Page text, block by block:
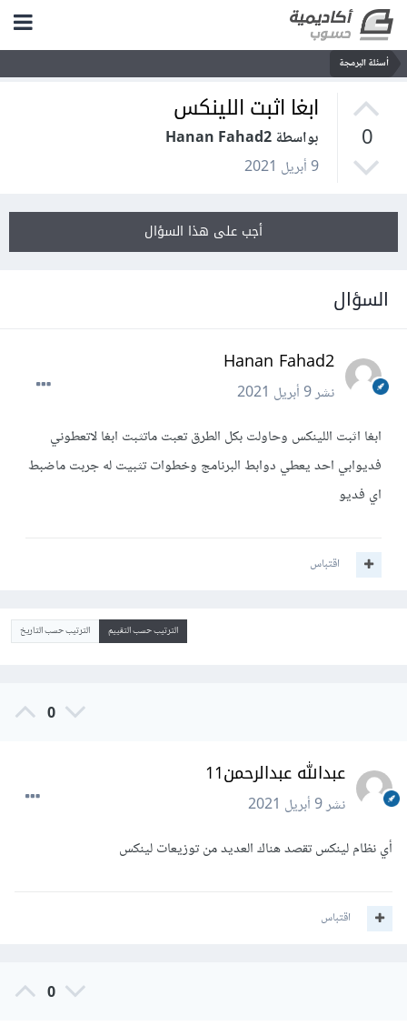
أسئلة البرمجة
0
ابغا اثبت اللينكس
بواسطة Hanan Fahad2
9 أبريل 2021
أجب على هذا السؤال
السؤال
Hanan Fahad2
نشر9 أبريل 2021
ابغا اثبت اللينكس وحاولت بكل الطرق تعبت ماتثبت ابغا لاتعطوني
فديوابي احد يعطي دوابط البرنامج وخطوات تثبيت له جربت ماضبط
اي فديو
اقتباس
الترتيب حسب التقييم الترتيب حسب التاريخ
0
عبدالله عبدالرحمن11
نشر9 أبريل 2021
أي نظام لينكس تقصد هناك العديد من توزيعات لينكس
اقتباس
0